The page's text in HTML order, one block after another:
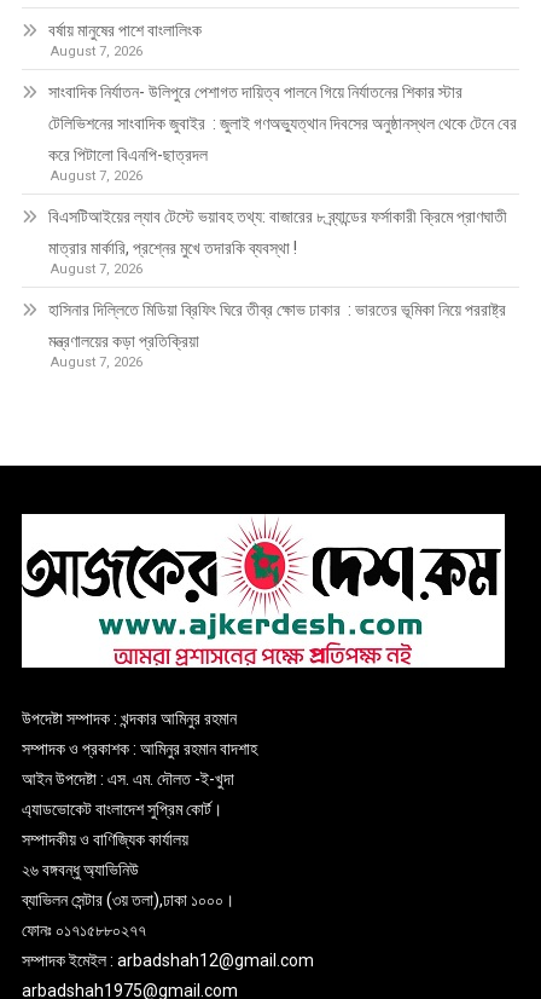
বর্ষায় মানুষের পাশে বাংলালিংক
August 7, 2026
সাংবাদিক নির্যাতন- উলিপুরে পেশাগত দায়িত্ব পালনে গিয়ে নির্যাতনের শিকার স্টার
টেলিভিশনের সাংবাদিক জুবাইর : জুলাই গণঅভ্যুত্থান দিবসের অনুষ্ঠানস্থল থেকে টেনে বের
করে পিটালো বিএনপি-ছাত্রদল
August 7, 2026
বিএসটিআইয়ের ল্যাব টেস্টে ভয়াবহ তথ্য: বাজারের ৮ ব্র্যান্ডের ফর্সাকারী ক্রিমে প্রাণঘাতী
মাত্রার মার্কারি, প্রশ্নের মুখে তদারকি ব্যবস্থা !
August 7, 2026
হাসিনার দিল্লিতে মিডিয়া ব্রিফিং ঘিরে তীব্র ক্ষোভ ঢাকার : ভারতের ভূমিকা নিয়ে পররাষ্ট্র
মন্ত্রণালয়ের কড়া প্রতিক্রিয়া
August 7, 2026
উপদেষ্টা সম্পাদক : খন্দকার আমিনুর রহমান
সম্পাদক ও প্রকাশক : আমিনুর রহমান বাদশাহ
আইন উপদেষ্টা : এস. এম. দৌলত -ই-খুদা
এ্যাডভোকেট বাংলাদেশ সুপ্রিম কোর্ট।
সম্পাদকীয় ও বাণিজ্যিক কার্যালয়
২৬ বঙ্গবন্ধু অ্যাভিনিউ
ব্যাভিলন সেন্টার (৩য় তলা),ঢাকা ১০০০।
ফোনঃ ০১৭১৫৮৮০২৭৭
সম্পাদক ইমেইল : arbadshah12@gmail.com
arbadshah1975@gmail.com